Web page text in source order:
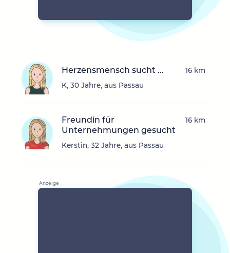
Herzensmensch sucht ...
K, 30 Jahre, aus Passau
16 km
Freundin für
Unternehmungen gesucht
Kerstin, 32 Jahre, aus Passau
16 km